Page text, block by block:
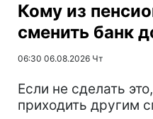
Кому из
сменить банк
06:30 06.08.2026 Чт
Если не сделать
приходить другим